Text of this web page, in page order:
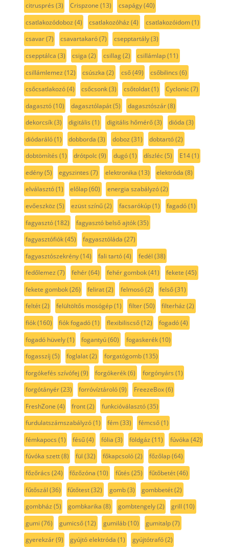
citrusprés (3) Crispzone (13) csapágy(40)
csatlakozódoboz (4) csatlakozóház (4) csatlakozóidom(1)
csavar(7) csavartakaró(7) csepptartály(3)
csepptálca (3) csiga (2) csillag(2) csillámlap(11)
csillámlemez (12) csúszka (2) cső(49) csőbilincs (6)
csőcsatlakozó(4) csőcsonk(3) csőtoldat(1) Cyclonic(7)
dagasztó(10) dagasztólapát(5) dagasztószár(8)
dekorcsík(3) digitális (1) digitális hőmérő(3) dióda (3)
diódaráló(1) dobborda (3) doboz (31) dobtartó(2)
dobtömítés (1) drótpolc(9) dugó(1) díszléc(5) E14(1)
edény(5) egyszintes (7) elektronika (13) elektróda (8)
elválasztó(1) előlap(60) energia szabályzó(2)
evőeszköz (5) ezüst színű(2) facsarókúp(1) fagadó(1)
fagyasztó(182) fagyasztó belső ajtók(35)
fagyasztófiók(45) fagyasztóláda (27)
fagyasztószekrény(14) fali tartó(4) fedél (38)
fedőlemez (7) fehér(64) fehér gombok(41) fekete (45)
fekete gombok(26) felirat(2) felmosó(2) felső(31)
feltét(2) felültöltős mosógép(1) filter(50) filterház (2)
fiók(160) fiók fogadó(1) flexibiliscső(12) fogadó(4)
fogadó hüvely(1) fogantyú(60) fogaskerék(10)
fogasszíj (5) foglalat(2) forgatógomb(135)
forgókefés szívófej (9) forgókerék(6) forgónyárs (1)
forgótányér(23) forróvíztároló(9) FreezeBox(6)
FreshZone (4) front(2) funkcióválasztó(35)
furdulatszámszabályzó(1) fém(33) fémcső(1)
fémkapocs (1) fésű(4) fólia (3) földgáz (11) fúvóka (42)
fúvóka szett(8) fül (32) főkapcsoló(2) főzőlap(64)
főzőrács (24) főzőzóna (10) fűtés (25) fűtőbetét(46)
fűtőszál (36) fűtőtest(32) gomb(3) gombbetét(2)
gombház (5) gombkarika (8) gombtengely(2) grill (10)
gumi (76) gumicső(12) gumiláb(10) gumitalp(7)
gyerekzár(9) gyújtó elektróda (1) gyújtótrafó(2)